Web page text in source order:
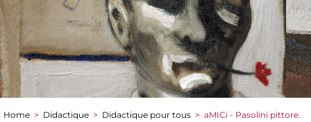
Home > Didactique > Didactique pour tous > aMICi - Pasolini pittore.